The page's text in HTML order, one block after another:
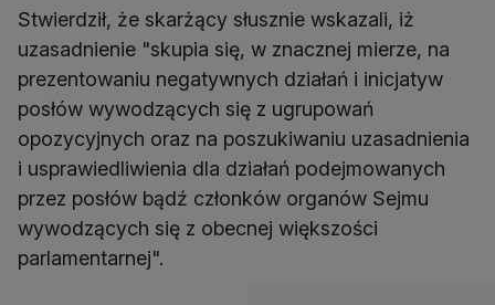
Stwierdził, że skarżący słusznie wskazali, iż
uzasadnienie "skupia się, w znacznej mierze, na
prezentowaniu negatywnych działań i inicjatyw
posłów wywodzących się z ugrupowań
opozycyjnych oraz na poszukiwaniu uzasadnienia
i usprawiedliwienia dla działań podejmowanych
przez posłów bądź członków organów Sejmu
wywodzących się z obecnej większości
parlamentarnej".